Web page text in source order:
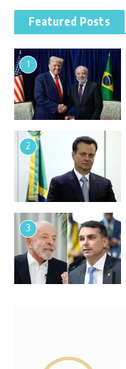
Featured Posts
1
2
3